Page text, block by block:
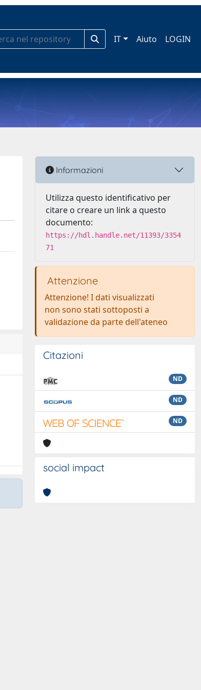
IT Aiuto LOGIN
Informazioni
Utilizza questo identificativo per
citare o creare un link a questo
documento:
https://hdl.handle.net/11393/3354
71
Attenzione
Attenzione! I dati visualizzati
non sono stati sottoposti a
validazione da parte dell'ateneo
Citazioni
ND
ND
ND
social impact